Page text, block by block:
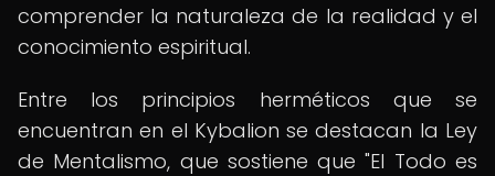
comprender la naturaleza de la realidad y el
conocimiento espiritual.
Entre los principios herméticos que se
encuentran en el Kybalion se destacan la Ley
de Mentalismo, que sostiene que "El Todo es